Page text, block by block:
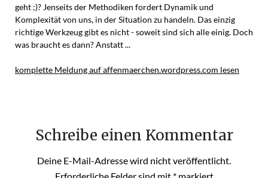
geht ;)? Jenseits der Methodiken fordert Dynamik und
Komplexität von uns, in der Situation zu handeln. Das einzig
richtige Werkzeug gibt es nicht - soweit sind sich alle einig. Doch
was braucht es dann? Anstatt ...
komplette Meldung auf affenmaerchen.wordpress.com lesen
Schreibe einen Kommentar
Deine E-Mail-Adresse wird nicht veröffentlicht.